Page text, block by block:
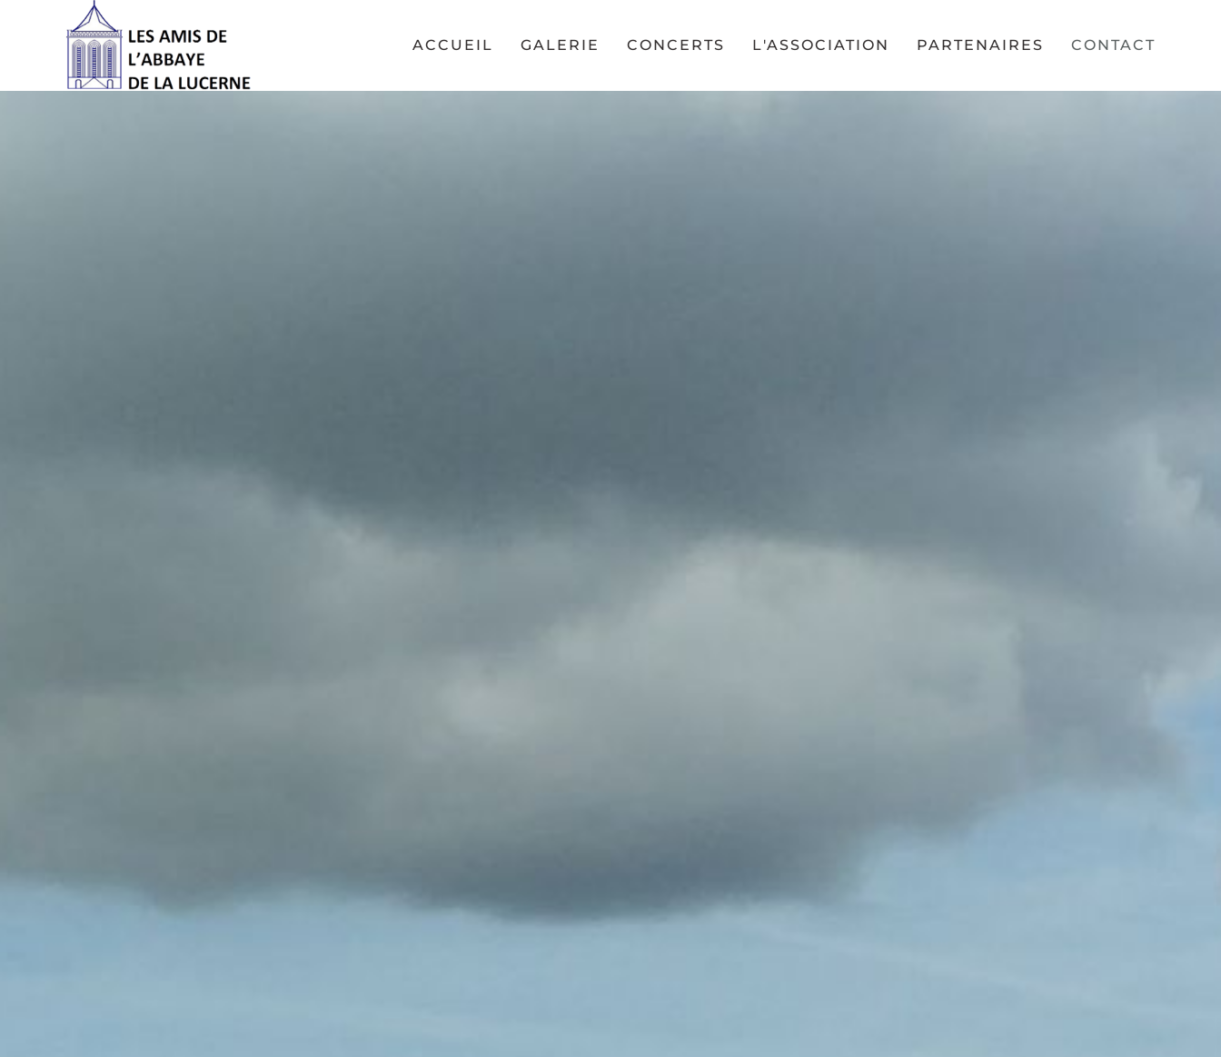
ACCUEIL GALERIE CONCERTS L'ASSOCIATION PARTENAIRES CONTACT